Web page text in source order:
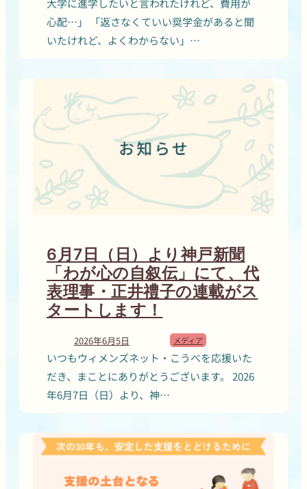
大学に進学したいと言われたけれど、費用が
心配…」 「返さなくていい奨学金があると聞
いたけれど、よくわからない」…
6月7日（日）より神戸新聞
「わが心の自叙伝」にて、代
表理事・正井禮子の連載がス
タートします！
2026年6月5日 メディア
いつもウィメンズネット・こうべを応援いた
だき、まことにありがとうございます。 2026
年6月7日（日）より、神…